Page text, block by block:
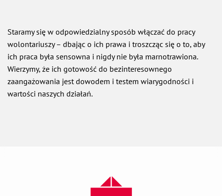
Staramy się w odpowiedzialny sposób włączać do pracy
wolontariuszy – dbając o ich prawa i troszcząc się o to, aby
ich praca była sensowna i nigdy nie była marnotrawiona.
Wierzymy, że ich gotowość do bezinteresownego
zaangażowania jest dowodem i testem wiarygodności i
wartości naszych działań.